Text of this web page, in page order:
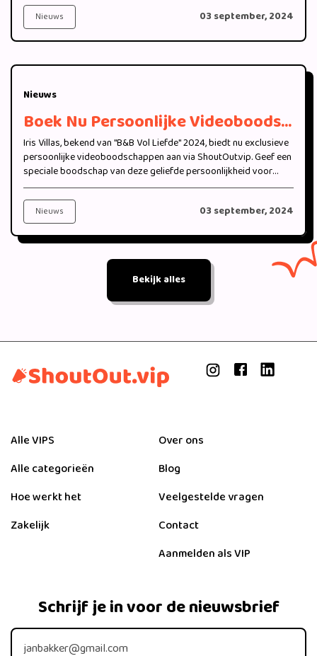
Nieuws 03 september, 2024
Nieuws
Boek Nu Persoonlijke Videoboodschappen van Iris Villas van "B&B Vol Liefde" 2024 bij ShoutOut.vip
Iris Villas, bekend van "B&B Vol Liefde" 2024, biedt nu exclusieve
persoonlijke videoboodschappen aan via ShoutOut.vip. Geef een
speciale boodschap van deze geliefde persoonlijkheid voor
jouw bijzondere moment.
Nieuws 03 september, 2024
Bekijk alles
Alle VIPS
Alle categorieën
Hoe werkt het
Zakelijk
Over ons
Blog
Veelgestelde vragen
Contact
Aanmelden als VIP
Schrijf je in voor de nieuwsbrief